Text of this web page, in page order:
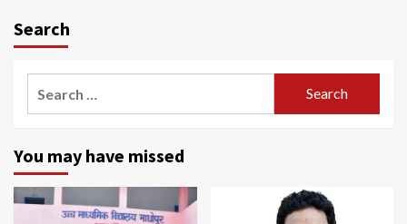
Search
You may have missed